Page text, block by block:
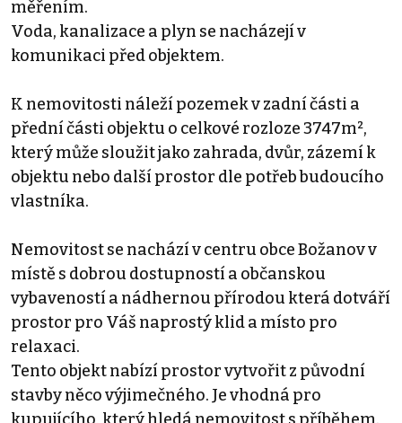
měřením.
Voda, kanalizace a plyn se nacházejí v
komunikaci před objektem.
K nemovitosti náleží pozemek v zadní části a
přední části objektu o celkové rozloze 3747m²,
který může sloužit jako zahrada, dvůr, zázemí k
objektu nebo další prostor dle potřeb budoucího
vlastníka.
Nemovitost se nachází v centru obce Božanov v
místě s dobrou dostupností a občanskou
vybaveností a nádhernou přírodou která dotváří
prostor pro Váš naprostý klid a místo pro
relaxaci.
Tento objekt nabízí prostor vytvořit z původní
stavby něco výjimečného. Je vhodná pro